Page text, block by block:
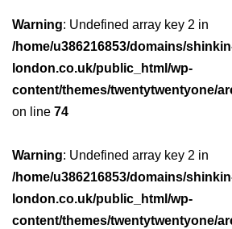
Warning: Undefined array key 2 in
/home/u386216853/domains/
london.co.uk/public_html/wp-
content/themes/twentytwentyone/
on line 74
Warning: Undefined array key 2 in
/home/u386216853/domains/
london.co.uk/public_html/wp-
content/themes/twentytwentyone/